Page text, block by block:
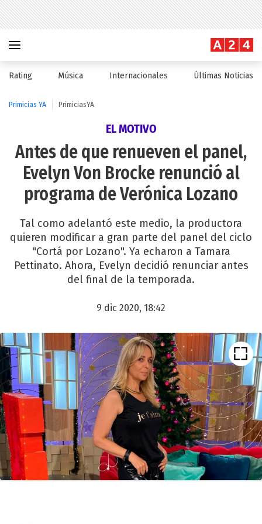
Rating Música Internacionales Últimas Noticias
Primicias YA PrimiciasYA
EL MOTIVO
Antes de que renueven el panel,
Evelyn Von Brocke renunció al
programa de Verónica Lozano
Tal como adelantó este medio, la productora
quieren modificar a gran parte del panel del ciclo
"Cortá por Lozano". Ya echaron a Tamara
Pettinato. Ahora, Evelyn decidió renunciar antes
del final de la temporada.
9 dic 2020, 18:42